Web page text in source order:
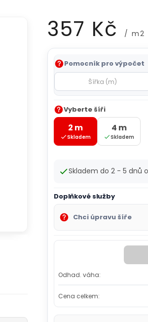
357 Kč / m2
Měrná
cena:
Pomocník pro výpočet
Vyberte šíři
2 m
Skladem
4 m
Skladem
Skladem do 2 - 5 dnů
Doplňkové služby
Chci úpravu šíře
Odhad. váha:
Cena celkem: